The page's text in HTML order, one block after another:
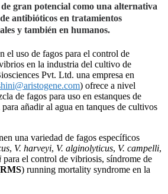
de gran potencial como una alternativa
antibióticos en tratamientos
y también en humanos.
el uso de fagos para el control de
en la industria del cultivo de
Pvt. Ltd. una empresa en
) ofrece a nivel
de fagos para uso en estanques de
para añadir al agua en tanques de cultivos
una variedad de fagos específicos
, V. harveyi, V. alginolyticus, V. campelli,
para el control de vibriosis, síndrome de
RMS) running mortality syndrome en la